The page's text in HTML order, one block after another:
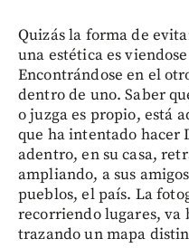
Quizás la forma de
una estética es
Encontrándose en el
dentro de uno. Saber
o juzga es propio, está
que ha intentado hacer
adentro, en su casa,
ampliando, a sus
pueblos, el país. La
recorriendo lugares, va
trazando un mapa